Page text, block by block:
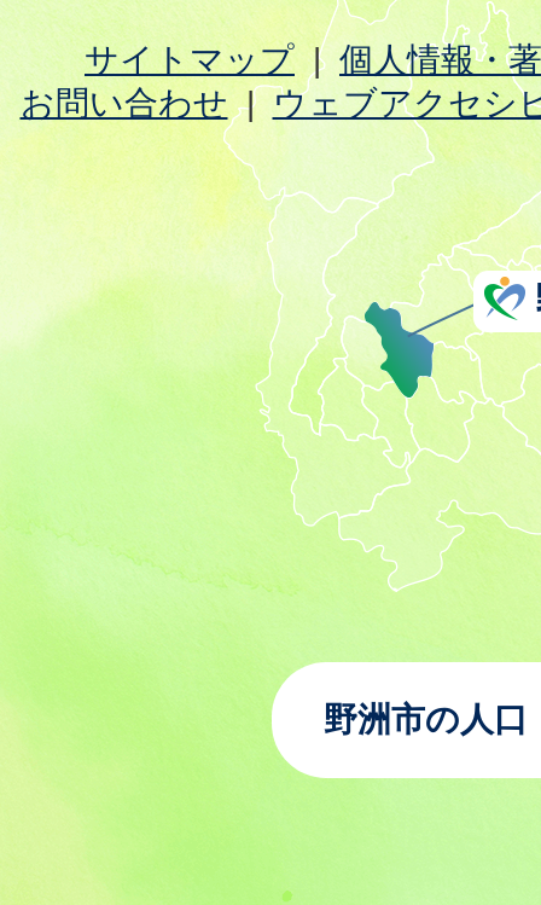
サイトマップ
個人情報・
お問い合わせ
ウェブアクセシ
野洲市の人口